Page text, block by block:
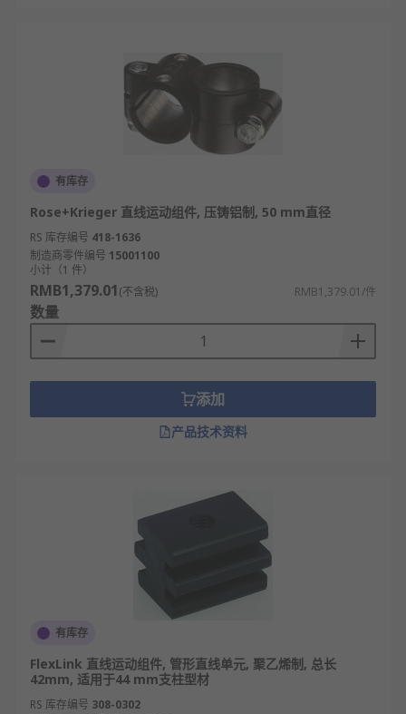
有库存
Rose+Krieger 直线运动组件, 压铸铝制, 50 mm直径
RS 库存编号 418-1636
制造商零件编号 15001100
小计（1 件）
RMB1,379.01(不含税) RMB1,379.01/件
数量
添加
产品技术资料
有库存
FlexLink 直线运动组件, 管形直线单元, 聚乙烯制, 总长
42mm, 适用于44 mm支柱型材
RS 库存编号 308-0302